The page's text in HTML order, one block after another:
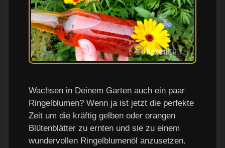
Wachsen in Deinem Garten auch ein paar
Ringelblumen? Wenn ja ist jetzt die perfekte
Zeit um die kräftig gelben oder orangen
Blütenblätter zu ernten und sie zu einem
wundervollen Ringelblumenöl anzusetzen.